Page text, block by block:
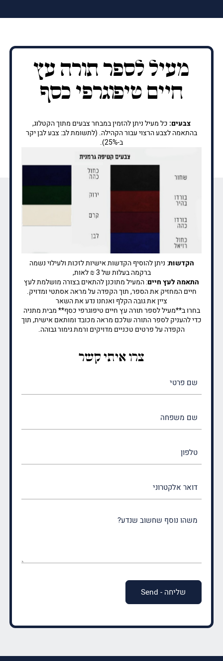
מעיל לספר תורה עץ
חיים טיפוגרפי כסף
צבעים: כל מעיל ניתן להזמין במבחר צבעים מתוך הקטלוג,
בהתאמה לצבע הרצוי עבור הקהילה. (לתשומת לב: צבע לבן יקר
ב-25%).
הקדשות: ניתן להוסיף הקדשות אישיות לזכות ולעילוי נשמה
ברקמה בעלות של 3 ₪ לאות,
התאמה לעץ חיים: המעיל מתוכנן להתאים בצורה מושלמת לעץ
חיים המחזיק את הספר, תוך הקפדה על מראה אסתטי ומדויק.
ציין את גובה הקלף ואנחנו נדע את השאר
בחרו ב**מעיל לספר תורה עץ חיים טיפוגרפי כסף** מבית מתניה
כדי להעניק לספר התורה שלכם מראה מכובד ומותאם אישית, תוך
הקפדה על פרטים טכניים מדויקים ורמת גימור גבוהה.
צרו איתי קשר
(חובה)
(חובה)